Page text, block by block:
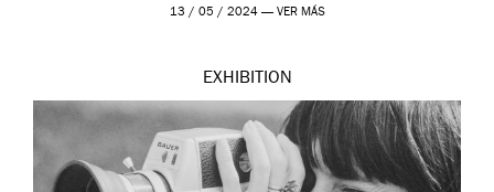
[…]
13 / 05 / 2024 — VER MÁS
EXHIBITION